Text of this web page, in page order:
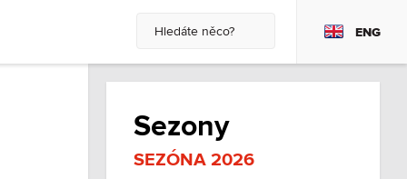
ENG
Sezony
SEZÓNA 2026